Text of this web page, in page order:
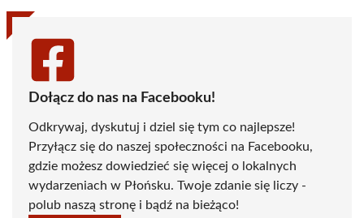
Dołącz do nas na Facebooku!
Odkrywaj, dyskutuj i dziel się tym co najlepsze!
Przyłącz się do naszej społeczności na Facebooku,
gdzie możesz dowiedzieć się więcej o lokalnych
wydarzeniach w Płońsku. Twoje zdanie się liczy -
polub naszą stronę i bądź na bieżąco!